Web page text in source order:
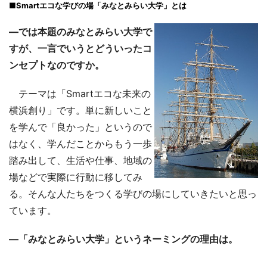
■Smartエコな学びの場「みなとみらい大学」とは
―では本題のみなとみらい大学で
すが、一言でいうとどういったコ
ンセプトなのですか。
テーマは「Smartエコな未来の
横浜創り」です。単に新しいこと
を学んで「良かった」というので
はなく、学んだことからもう一歩
踏み出して、生活や仕事、地域の
場などで実際に行動に移してみ
る。そんな人たちをつくる学びの場にしていきたいと思っ
ています。
―「みなとみらい大学」というネーミングの理由は。